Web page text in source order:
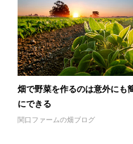
畑で野菜を作るのは意外にも
にできる
関口ファームの畑ブログ